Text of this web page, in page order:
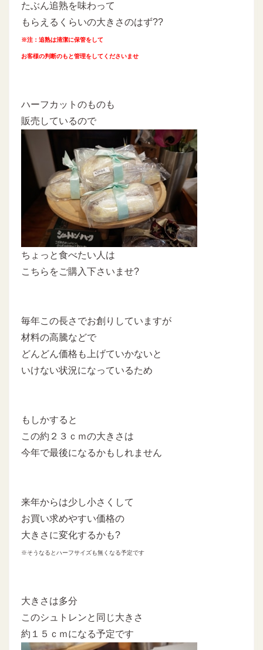
たぶん追熟を味わって
もらえるくらいの大きさのはず??
※注：追熟は清潔に保管をして
お客様の判断のもと管理をしてくださいませ
ハーフカットのものも
販売しているので
ちょっと食べたい人は
こちらをご購入下さいませ?
毎年この長さでお創りしていますが
材料の高騰などで
どんどん価格も上げていかないと
いけない状況になっているため
もしかすると
この約２３ｃｍの大きさは
今年で最後になるかもしれません
来年からは少し小さくして
お買い求めやすい価格の
大きさに変化するかも?
※そうなるとハーフサイズも無くなる予定です
大きさは多分
このシュトレンと同じ大きさ
約１５ｃｍになる予定です